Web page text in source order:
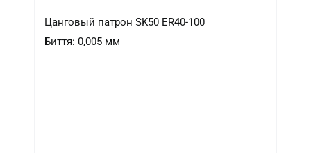
Цанговый патрон SK50 ER40-100
Биття: 0,005 мм